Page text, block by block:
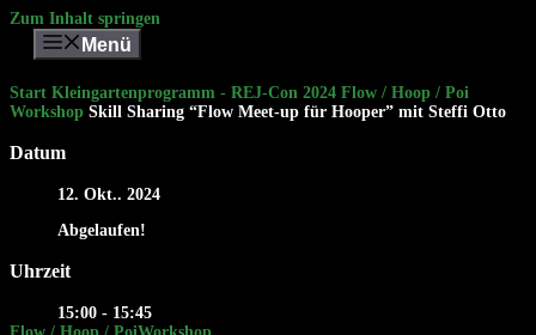
Zum Inhalt springen
Menü
Start Kleingartenprogramm - REJ-Con 2024 Flow / Hoop / Poi
Workshop Skill Sharing “Flow Meet-up für Hooper” mit Steffi Otto
Datum
12. Okt.. 2024
Abgelaufen!
Uhrzeit
15:00 - 15:45
Flow / Hoop / PoiWorkshop